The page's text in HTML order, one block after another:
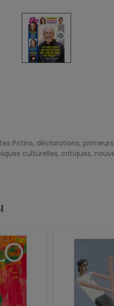
Potins, déclarations,
culturelles, critiques,